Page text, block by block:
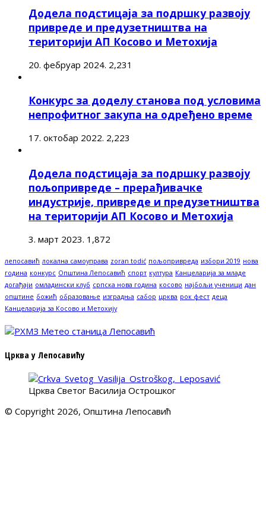
Додела подстицаја за подршку развоју
привреде и предузетништва на
територији АП Косово и Метохија
20. фебруар 2024. 2,231
Конкурс за доделу станова под условима
непрофитног закупа на одређено време
17. октобар 2022. 2,223
Додела подстицаја за подршку развоју
пољопривреде – прерађивачке
индустрије, привреде и предузетништва
на територији АП Косово и Метохија
3. март 2023. 1,872
лепосавић локална самоуправа zoran todić пољопривреда избори 2019 нова
година конкурс Општина Лепосавић спорт култура Канцеларија за младе
догађаји омладински клуб српска нова година косово најбољи ученици дан
општине божић образовање изградња сабор црква рок фест деца
Канцеларија за Косово и Метохију
Црква у Лепосавићу
Црква Светог Василија Острошког
© Copyright 2026, Општина Лепосавић